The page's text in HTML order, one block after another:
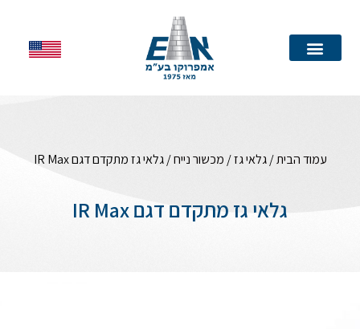
עמוד הבית/גלאי גז/ מכשור נייח/ גלאי גז מתקדם דגם IR Max
גלאי גז מתקדם דגם IR Max